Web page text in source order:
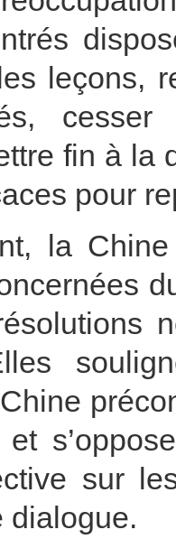
leçons,
fin à la
pour
la
sur
dialogue.